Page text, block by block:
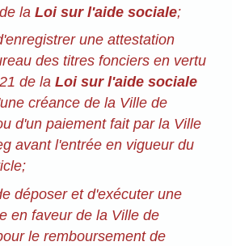
laLoi sur l'aide sociale;
une attestation
des titres fonciers en vertu
de laLoi sur l'aide sociale
créance de la Ville de
d'un paiement fait par la Ville
avant l'entrée en vigueur du
déposer et d'exécuter une
en faveur de la Ville de
le remboursement de